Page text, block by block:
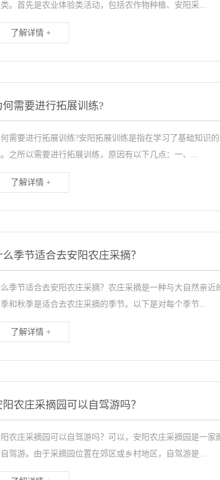
。首先是农业体验类活动，包括农作物种植、安阳采...
了解详情 +
何需要进行拓展训练?
需要进行拓展训练?安阳拓展训练是指在学习了基础知识
之所以需要进行拓展训练，原因有以下几点：一、...
了解详情 +
么季节适合去安阳农庄采摘？
季节适合去安阳农庄采摘？农庄采摘是一种与大自然亲
和秋季是适合去农庄采摘的季节。以下是对每个季节...
了解详情 +
阳农庄采摘园可以自驾游吗？
农庄采摘园可以自驾游吗？可以，安阳农庄采摘园是一
驾游。由于采摘园位置在郊区或乡村地区，自驾游是...